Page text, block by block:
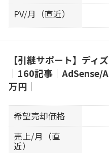
PV/月（直近）
【引継サポート】ディ
｜160記事｜AdSense/
万円｜
希望売却価格
売上/月（直
近）